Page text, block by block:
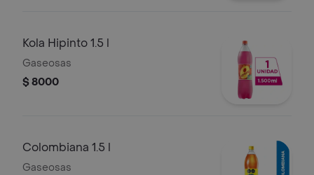
Kola Hipinto 1.5 l
Gaseosas
$ 8000
Colombiana 1.5 l
Gaseosas